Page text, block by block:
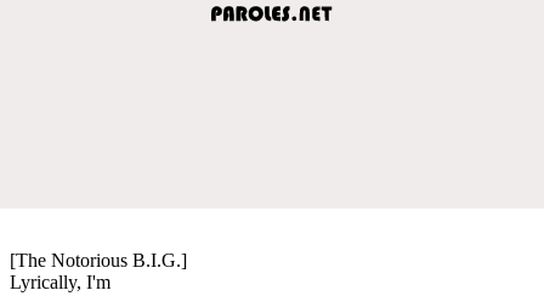
[The Notorious B.I.G.]
Lyrically, I'm